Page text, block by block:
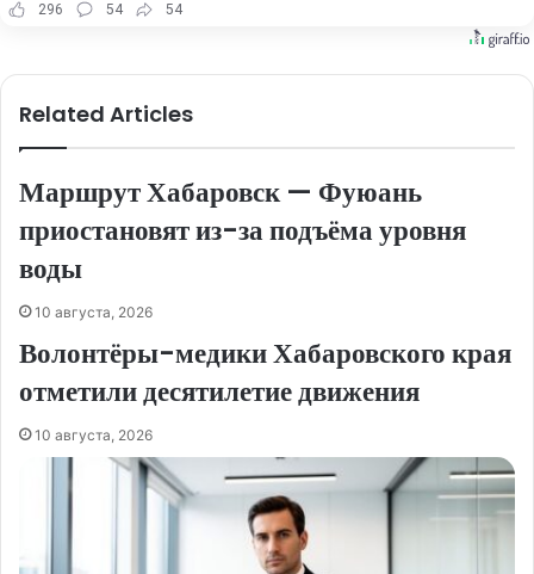
296
54 54
Related Articles
Маршрут Хабаровск — Фуюань
приостановят из-за подъёма уровня
воды
10 августа, 2026
Волонтёры-медики Хабаровского края
отметили десятилетие движения
10 августа, 2026